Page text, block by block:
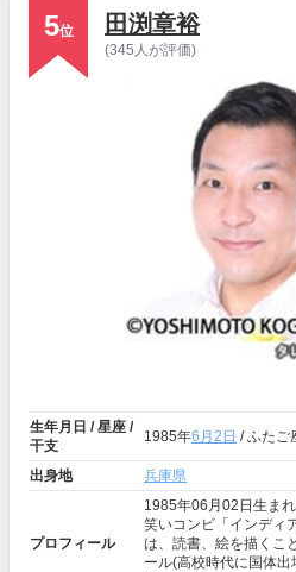
5位 田渕章裕
(345人が評価)
生年月日 / 星座 /
干支
1985年6月2日 / ふたご
出身地 兵庫県
プロフィール
1985年06月02日生ま
笑いコンビ「インディ
は、読書、絵を描くこ
ール(高校時代に国体